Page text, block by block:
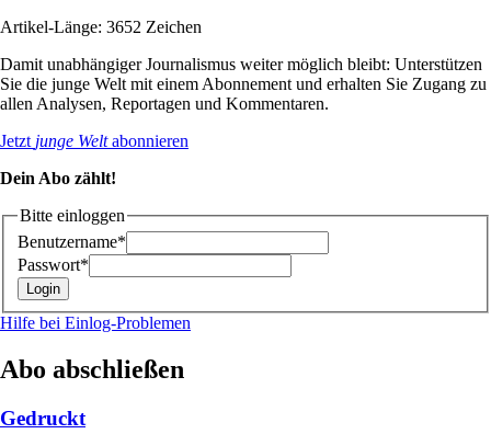
Artikel-Länge: 3652 Zeichen
Damit unabhängiger Journalismus weiter möglich bleibt: Unterstützen
Sie die junge Welt mit einem Abonnement und erhalten Sie Zugang zu
allen Analysen, Reportagen und Kommentaren.
Jetzt junge Weltabonnieren
Dein Abo zählt!
Bitte einloggen
Benutzername*
Passwort*
Hilfe bei Einlog-Problemen
Abo abschließen
Gedruckt